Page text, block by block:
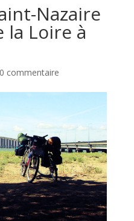
Nazaire
la Loire à
0 commentaire